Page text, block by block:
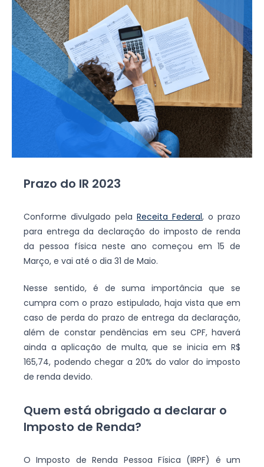
Prazo do IR 2023
Conforme divulgado pela Receita Federal, o prazo
para entrega da declaração do imposto de renda
da pessoa física neste ano começou em 15 de
Março, e vai até o dia 31 de Maio.
Nesse sentido, é de suma importância que se
cumpra com o prazo estipulado, haja vista que em
caso de perda do prazo de entrega da declaração,
além de constar pendências em seu CPF, haverá
ainda a aplicação de multa, que se inicia em R$
165,74, podendo chegar a 20% do valor do imposto
de renda devido.
Quem está obrigado a declarar o
Imposto de Renda?
O Imposto de Renda Pessoa Física (IRPF) é um